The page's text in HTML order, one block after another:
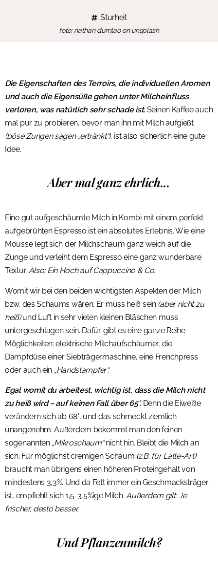
Sturheit
foto: nathan dumlao on unsplash
Die Eigenschaften des Terroirs, die individuellen Aromen
und auch die Eigensüße gehen unter Milcheinfluss
verloren, was natürlich sehr schade ist. Seinen Kaffee auch
mal pur zu probieren, bevor man ihn mit Milch aufgießt
(böse Zungen sagen „ertränkt“), ist also sicherlich eine gute
Idee.
Aber mal ganz ehrlich...
Eine gut aufgeschäumte Milch in Kombi mit einem perfekt
aufgebrühten Espresso ist ein absolutes Erlebnis. Wie eine
Mousse legt sich der Milchschaum ganz weich auf die
Zunge und verleiht dem Espresso eine ganz wunderbare
Textur. Also: Ein Hoch auf Cappuccino & Co.
Womit wir bei den beiden wichtigsten Aspekten der Milch
bzw. des Schaums wären. Er muss heiß sein (aber nicht zu
heiß)und Luft in sehr vielen kleinen Bläschen muss
untergeschlagen sein. Dafür gibt es eine ganze Reihe
Möglichkeiten: elektrische Milchaufschäumer, die
Dampfdüse einer Siebträgermaschine, eine Frenchpress
oder auch ein „Handstampfer“.
Egal womit du arbeitest, wichtig ist, dass die Milch nicht
zu heiß wird – auf keinen Fall über 65°.Denn die Eiweiße
verändern sich ab 68°, und das schmeckt ziemlich
unangenehm. Außerdem bekommt man den feinen
sogenannten „Mikroschaum“nicht hin. Bleibt die Milch an
sich. Für möglichst cremigen Schaum (z.B. für Latte-Art)
braucht man übrigens einen höheren Proteingehalt von
mindestens 3,3%. Und da Fett immer ein Geschmacksträger
ist, empfiehlt sich 1,5-3,5%ige Milch.Außerdem gilt: Je
frischer, desto besser.
Und Pflanzenmilch?